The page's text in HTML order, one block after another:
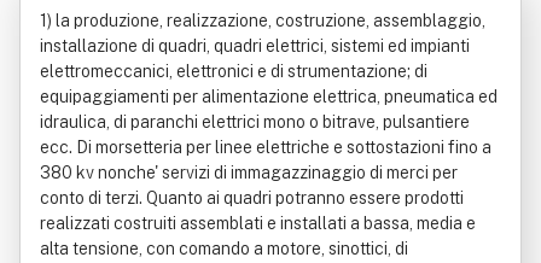
1) la produzione, realizzazione, costruzione, assemblaggio,
installazione di quadri, quadri elettrici, sistemi ed impianti
elettromeccanici, elettronici e di strumentazione; di
equipaggiamenti per alimentazione elettrica, pneumatica ed
idraulica, di paranchi elettrici mono o bitrave, pulsantiere
ecc. Di morsetteria per linee elettriche e sottostazioni fino a
380 kv nonche' servizi di immagazzinaggio di merci per
conto di terzi. Quanto ai quadri potranno essere prodotti
realizzati costruiti assemblati e installati a bassa, media e
alta tensione, con comando a motore, sinottici, di